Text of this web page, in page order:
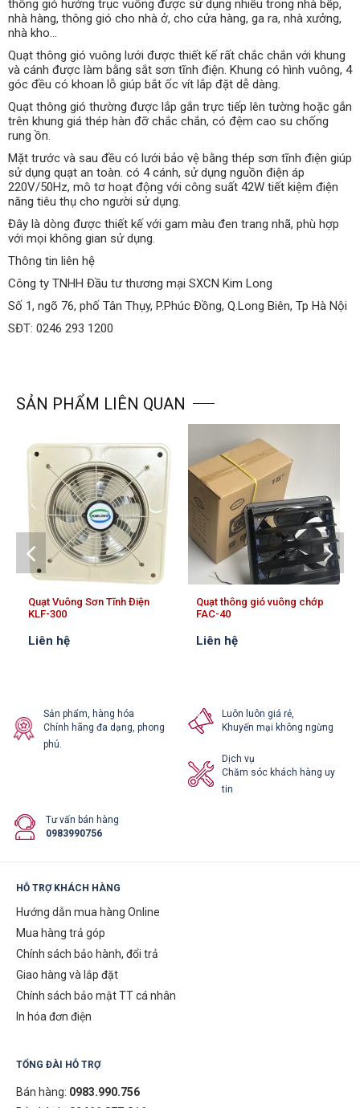
thông gió hướng trục vuông được sử dụng nhiều trong nhà bếp,
nhà hàng, thông gió cho nhà ở, cho cửa hàng, ga ra, nhà xưởng,
nhà kho…
Quạt thông gió vuông lưới được thiết kế rất chắc chắn với khung
và cánh được làm bằng sắt sơn tĩnh điện. Khung có hình vuông, 4
góc đều có khoan lỗ giúp bắt ốc vít lắp đặt dễ dàng.
Quạt thông gió thường được lắp gắn trực tiếp lên tường hoặc gắn
trên khung giá thép hàn đỡ chắc chắn, có đệm cao su chống
rung ồn.
Mặt trước và sau đều có lưới bảo vệ bằng thép sơn tĩnh điện giúp
sử dụng quạt an toàn. có 4 cánh, sử dụng nguồn điện áp
220V/50Hz, mô tơ hoạt động với công suất 42W tiết kiệm điện
năng tiêu thụ cho người sử dụng.
Đây là dòng được thiết kế với gam màu đen trang nhã, phù hợp
với mọi không gian sử dụng.
Thông tin liên hệ
Công ty TNHH Đầu tư thương mại SXCN Kim Long
Số 1, ngõ 76, phố Tân Thụy, P.Phúc Đồng, Q.Long Biên, Tp Hà Nội
SĐT: 0246 293 1200
SẢN PHẨM LIÊN QUAN
Quạt Vuông Sơn Tĩnh Điện
KLF-300
Liên hệ
Quạt thông gió vuông chớp
FAC-40
Liên hệ
Sản phẩm, hàng hóa
Chính hãng đa dạng, phong
phú.
Luôn luôn giá rẻ,
Khuyến mại không ngừng
Dịch vụ
Chăm sóc khách hàng uy
tin
Tư vấn bán hàng
0983990756
HỖ TRỢ KHÁCH HÀNG
Hướng dẫn mua hàng Online
Mua hàng trả góp
Chính sách bảo hành, đổi trả
Giao hàng và lắp đặt
Chính sách bảo mật TT cá nhân
In hóa đơn điện
TỔNG ĐÀI HỖ TRỢ
Bán hàng: 0983.990.756